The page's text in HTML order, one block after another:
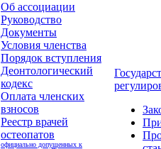
Об ассоциации
Руководство
Документы
Условия членства
Порядок вступления
Деонтологический
кодекс
Оплата членских
взносов
Реестр врачей
остеопатов
официально допущенных к